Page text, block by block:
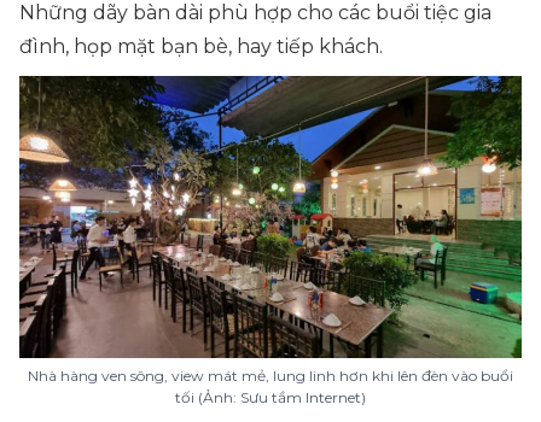
Những dãy bàn dài phù hợp cho các buổi tiệc gia
đình, họp mặt bạn bè, hay tiếp khách.
Nhà hàng ven sông, view mát mẻ, lung linh hơn khi lên đèn vào buổi
tối (Ảnh: Sưu tầm Internet)